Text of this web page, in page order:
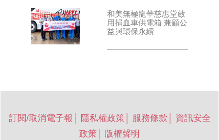
和美無極龍華慈惠堂啟
用捐血車供電箱 兼顧公
益與環保永續
訂閱/取消電子報 隱私權政策 服務條款
資訊安全
政策
版權聲明